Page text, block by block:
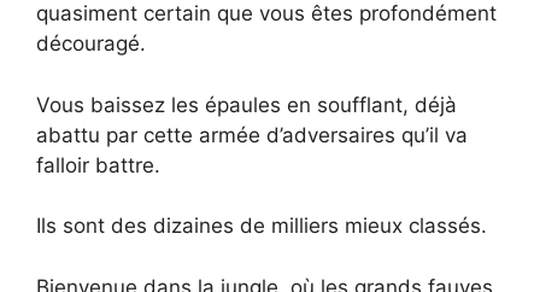
quasiment certain que vous êtes profondément
découragé.
Vous baissez les épaules en soufflant, déjà
abattu par cette armée d’adversaires qu’il va
falloir battre.
Ils sont des dizaines de milliers mieux classés.
Bienvenue dans la jungle, où les grands fauves